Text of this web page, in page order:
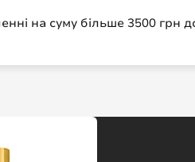
на суму більше 3500 грн